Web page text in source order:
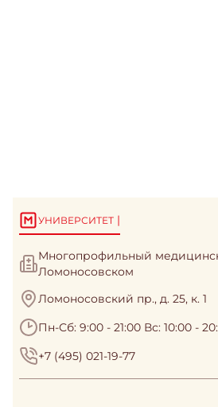
УНИВЕРСИТЕТ |
Многопрофильный
Ломоносовском
Ломоносовский пр., д. 25, к. 1
Пн-Сб: 9:00 - 21:00 Вс: 10:00 -
+7 (495) 021-19-77